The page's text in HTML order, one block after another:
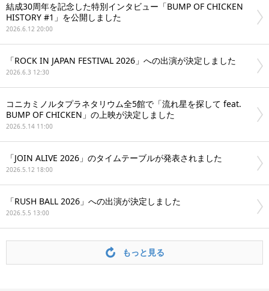
結成30周年を記念した特別インタビュー「BUMP OF CHICKEN
HISTORY #1」を公開しました
2026.6.12 20:00
「ROCK IN JAPAN FESTIVAL 2026」への出演が決定しました
2026.6.3 12:30
コニカミノルタプラネタリウム全5館で「流れ星を探して feat.
BUMP OF CHICKEN」の上映が決定しました
2026.5.14 11:00
「JOIN ALIVE 2026」のタイムテーブルが発表されました
2026.5.12 18:00
「RUSH BALL 2026」への出演が決定しました
2026.5.5 13:00
もっと見る